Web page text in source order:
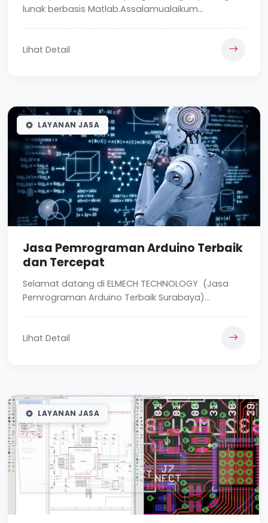
lunak berbasis Matlab.Assalamualaikum...
Lihat Detail
LAYANAN JASA
Jasa Pemrograman Arduino Terbaik
dan Tercepat
Selamat datang di ELMECH TECHNOLOGY (Jasa
Pemrograman Arduino Terbaik Surabaya)...
Lihat Detail
LAYANAN JASA